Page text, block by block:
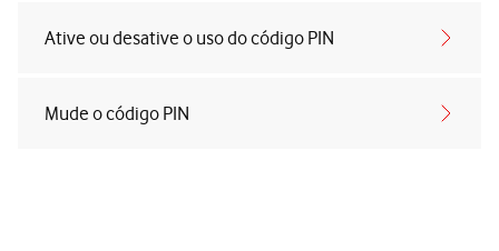
Ative ou desative o uso do código PIN
Mude o código PIN